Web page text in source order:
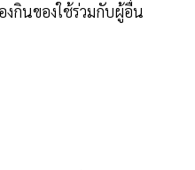
งกินของใช้ร่วมกับผู้อื่น